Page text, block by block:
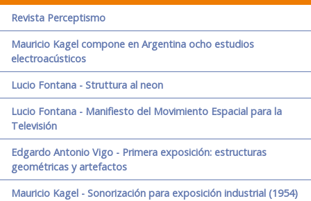
Revista Perceptismo
Mauricio Kagel compone en Argentina ocho estudios
electroacústicos
Lucio Fontana - Struttura al neon
Lucio Fontana - Manifiesto del Movimiento Espacial para la
Televisión
Edgardo Antonio Vigo - Primera exposición: estructuras
geométricas y artefactos
Mauricio Kagel - Sonorización para exposición industrial (1954)